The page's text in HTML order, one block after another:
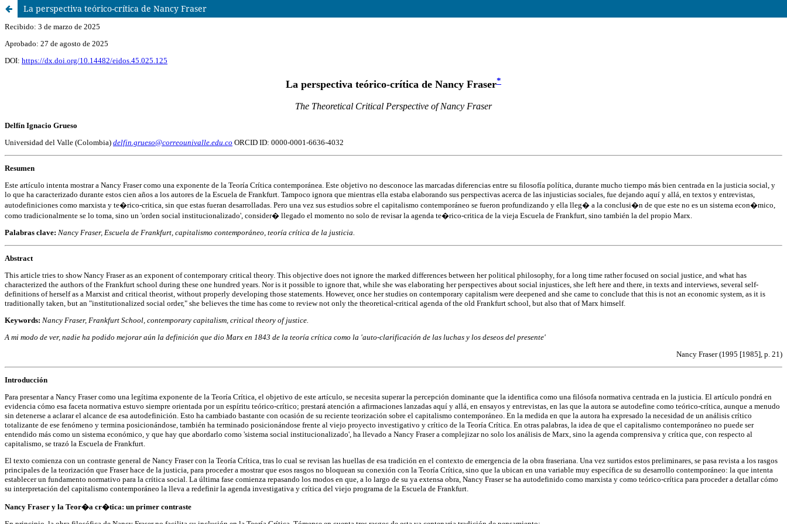
La perspectiva teórico-crítica de Nancy Fraser